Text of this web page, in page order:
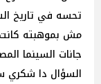
تحسه في تاريخ
مش بموهبته كانت
جانات السينما
السؤال دا شكري